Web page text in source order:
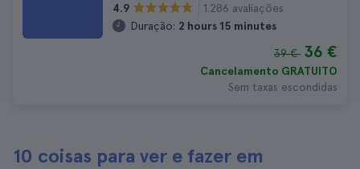
4.9
1.286 avaliações
Duração: 2 hours 15 minutes
39 € 36 €
Cancelamento GRATUITO
Sem taxas escondidas
10 coisas para ver e fazer em